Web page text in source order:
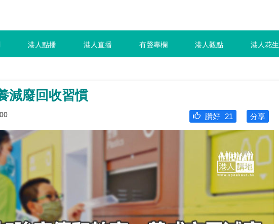
港人點播 港人直播 有聲專欄 港人觀點 港人花生
減廢回收習慣
分享
讚好 21